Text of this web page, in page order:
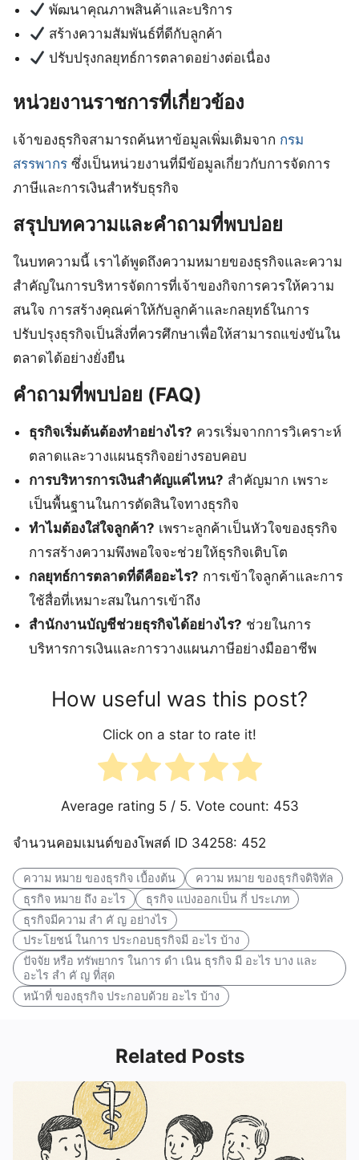
พัฒนาคุณภาพสินค้าและบริการ
สร้างความสัมพันธ์ที่ดีกับลูกค้า
ปรับปรุงกลยุทธ์การตลาดอย่างต่อเนื่อง
หน่วยงานราชการที่เกี่ยวข้อง
เจ้าของธุรกิจสามารถค้นหาข้อมูลเพิ่มเติมจาก กรม
สรรพากร ซึ่งเป็นหน่วยงานที่มีข้อมูลเกี่ยวกับการจัดการ
ภาษีและการเงินสำหรับธุรกิจ
สรุปบทความและคำถามที่พบบ่อย
ในบทความนี้ เราได้พูดถึงความหมายของธุรกิจและความ
สำคัญในการบริหารจัดการที่เจ้าของกิจการควรให้ความ
สนใจ การสร้างคุณค่าให้กับลูกค้าและกลยุทธ์ในการ
ปรับปรุงธุรกิจเป็นสิ่งที่ควรศึกษาเพื่อให้สามารถแข่งขันใน
ตลาดได้อย่างยั่งยืน
คำถามที่พบบ่อย (FAQ)
ธุรกิจเริ่มต้นต้องทำอย่างไร? ควรเริ่มจากการวิเคราะห์
ตลาดและวางแผนธุรกิจอย่างรอบคอบ
การบริหารการเงินสำคัญแค่ไหน? สำคัญมาก เพราะ
เป็นพื้นฐานในการตัดสินใจทางธุรกิจ
ทำไมต้องใส่ใจลูกค้า? เพราะลูกค้าเป็นหัวใจของธุรกิจ
การสร้างความพึงพอใจจะช่วยให้ธุรกิจเติบโต
กลยุทธ์การตลาดที่ดีคืออะไร? การเข้าใจลูกค้าและการ
ใช้สื่อที่เหมาะสมในการเข้าถึง
สำนักงานบัญชีช่วยธุรกิจได้อย่างไร? ช่วยในการ
บริหารการเงินและการวางแผนภาษีอย่างมืออาชีพ
How useful was this post?
Click on a star to rate it!
Average rating 5/ 5. Vote count: 453
จำนวนคอมเมนต์ของโพสต์ ID 34258: 452
ความ หมาย ของธุรกิจ เบื้องต้น
ความ หมาย ของธุรกิจดิจิทัล
ธุรกิจ หมาย ถึง อะไร
ธุรกิจ แบ่งออกเป็น กี่ ประเภท
ธุรกิจมีความ สํา คั ญ อย่างไร
ประโยชน์ ในการ ประกอบธุรกิจมี อะไร บ้าง
ปัจจัย หรือ ทรัพยากร ในการ ดํา เนิน ธุรกิจ มี อะไร บาง และ
อะไร สํา คั ญ ที่สุด
หน้าที่ ของธุรกิจ ประกอบด้วย อะไร บ้าง
Related Posts